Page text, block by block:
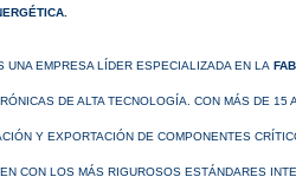
UNA EMPRESA LÍDER ESPECIALIZADA EN LA
DE ALTA TECNOLOGÍA. CON MÁS DE 15
Y EXPORTACIÓN DE COMPONENTES
CON LOS MÁS RIGUROSOS ESTÁNDARES